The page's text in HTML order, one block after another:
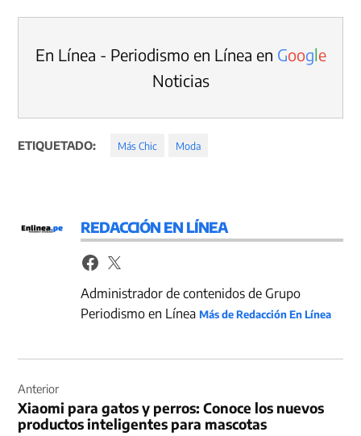
En Línea - Periodismo en Línea en Google
Noticias
ETIQUETADO: Más Chic Moda
REDACCIÓN EN LÍNEA
Administrador de contenidos de Grupo
Periodismo en LíneaMás de Redacción En Línea
de
entradas
Anterior
Xiaomi para gatos y perros: Conoce los nuevos
productos inteligentes para mascotas